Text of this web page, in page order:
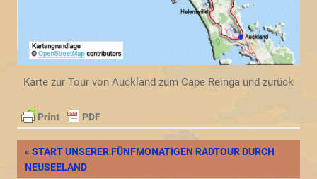
Karte zur Tour von Auckland zum Cape Reinga und zurück
Beitragsnavigation
VORHERIGER
BEITRAG:
START UNSERER FÜNFMONATIGEN RADTOUR DURCH
NEUSEELAND